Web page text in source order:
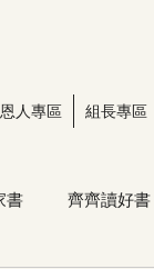
人專區 組長專區
書 齊齊讀好書